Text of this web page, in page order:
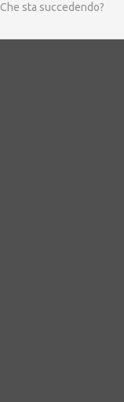
Che sta succedendo?